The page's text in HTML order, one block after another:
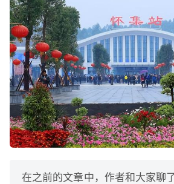
在之前的文章中，作者和大家聊